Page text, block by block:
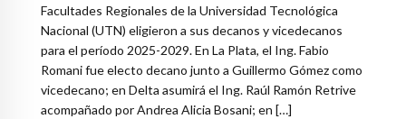
Facultades Regionales de la Universidad Tecnológica
Nacional (UTN) eligieron a sus decanos y vicedecanos
para el período 2025-2029. En La Plata, el Ing. Fabio
Romani fue electo decano junto a Guillermo Gómez como
vicedecano; en Delta asumirá el Ing. Raúl Ramón Retrive
acompañado por Andrea Alicia Bosani; en […]